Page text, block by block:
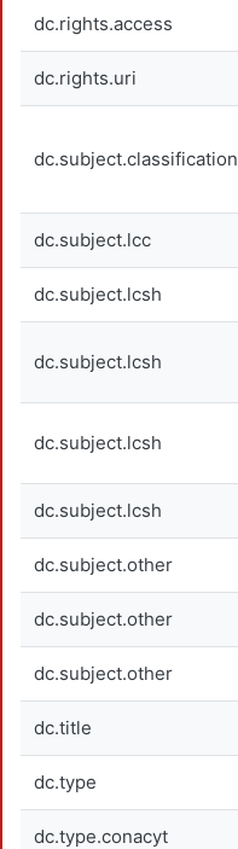
dc.rights.access
dc.rights.uri
dc.subject.classification
dc.subject.lcc
dc.subject.lcsh
dc.subject.lcsh
dc.subject.lcsh
dc.subject.lcsh
dc.subject.other
dc.subject.other
dc.subject.other
dc.title
dc.type
dc.type.conacyt